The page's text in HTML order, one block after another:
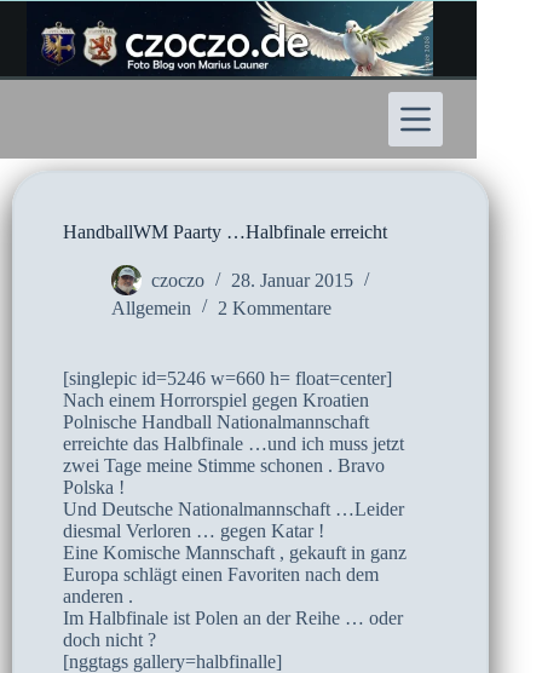
Inhalt
springen
HandballWM Paarty …Halbfinale erreicht
czoczo
28. Januar 2015
Allgemein
2 Kommentare
[singlepic id=5246 w=660 h= float=center]
Nach einem Horrorspiel gegen Kroatien
Polnische Handball Nationalmannschaft
erreichte das Halbfinale …und ich muss jetzt
zwei Tage meine Stimme schonen . Bravo
Polska !
Und Deutsche Nationalmannschaft …Leider
diesmal Verloren … gegen Katar !
Eine Komische Mannschaft , gekauft in ganz
Europa schlägt einen Favoriten nach dem
anderen .
Im Halbfinale ist Polen an der Reihe … oder
doch nicht ?
[nggtags gallery=halbfinalle]